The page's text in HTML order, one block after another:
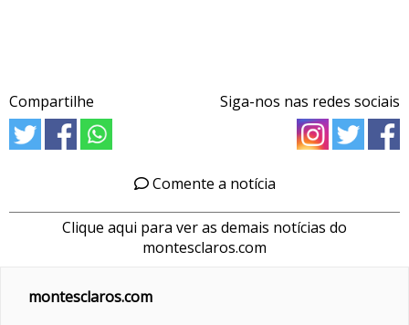
Compartilhe Siga-nos nas redes sociais
Comente a notícia
Clique aqui para ver as demais notícias do
montesclaros.com
montesclaros.com